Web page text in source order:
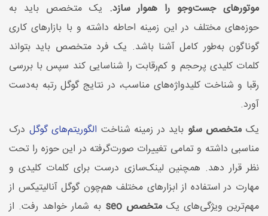
موتورهای جست‌وجو را هموار سازد. یک متخصص باید به
حوزه‌های مختلف در این زمینه احاطه داشته و با بازارهای کاری
گوناگون به‌طور کامل آشنا باشد. یک فرد متخصص باید بتواند
کلمات کلیدی پرحجم و کم‌رقابت را شناسایی کند سپس با بررسی
رقبا و شناخت کلیدواژه‌های مناسب، در نتایج گوگل رتبه به‌دست
آورد.
یک متخصص سئو باید در زمینه شناخت الگوریتم‌های گوگل درک
مناسبی داشته و تمامی تغییرات صورت‌گرفته در این حوزه را تحت
نظر قرار دهد. همچنین لینک‌سازی درست برای کلمات کلیدی و
مهارت در استفاده از ابزارهای مختلف هم‌چون گوگل آنالیتیکس از
مهم‌ترین ویژگی‌های یکمتخصص seo
به شمار خواهد رفت. از